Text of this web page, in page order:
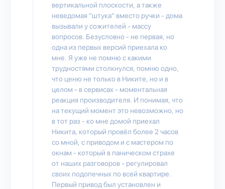
вертикальной плоскости, а также
неведомая "штука" вместо ручки - дома
вызывали у сожителей - массу
вопросов. Безусловно - не первая, но
одна из первых версий приехала ко
мне. Я уже не помню с какими
трудностями столкнулся, помню одно,
что ценю не только в Никите, но и в
целом - в сервисах - моментальная
реакция производителя. И понимая, что
на текущий момент это невозможно, но
в тот раз - ко мне домой приехал
Никита, который провёл более 2 часов
со мной, с приводом и с мастером по
окнам - который в паническом страхе
от наших разговоров - регулировал
своих подопечных по всей квартире.
Первый привод был установлен и